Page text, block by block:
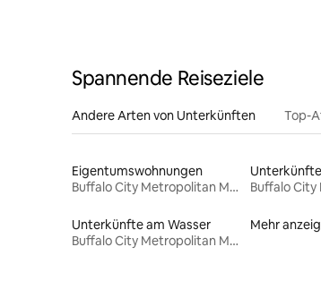
Spannende Reiseziele
Andere Arten von Unterkünften Top-
Eigentumswohnungen
Buffalo City Metropolitan Municipality
Unterkünfte am Wasser
Buffalo City Metropolitan Municipality
Mehr